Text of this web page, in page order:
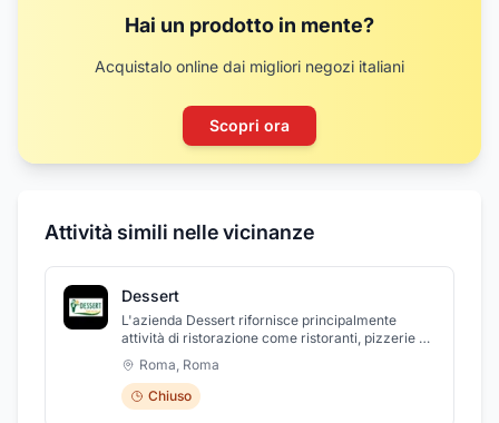
Hai un prodotto in mente?
Acquistalo online dai migliori negozi italiani
Scopri ora
Attività simili nelle vicinanze
Dessert
L'azienda Dessert rifornisce principalmente
attività di ristorazione come ristoranti, pizzerie e
catering, nel tempo si è evoluta per offrire una
gamma di prodotti sempre più ampia dai preparati
surgelati per i dolci al pesce surgelato. Tutti i
prodotti sono selezionati per mantenere una
Roma, Roma
Chiuso